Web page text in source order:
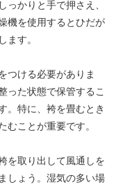
っかりと手で押さえ、
機を使用するとひだが
ます。
つける必要がありま
った状態で保管するこ
。特に、袴を畳むとき
むことが重要です。
を取り出して風通しを
しょう。湿気の多い場